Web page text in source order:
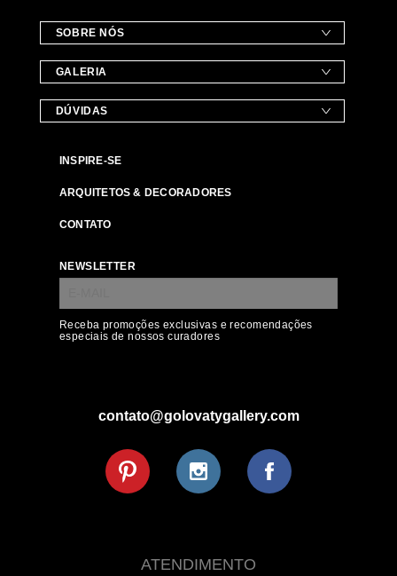
SOBRE NÓS
GALERIA
DÚVIDAS
INSPIRE-SE
ARQUITETOS & DECORADORES
CONTATO
NEWSLETTER
Receba promoções exclusivas e recomendações
especiais de nossos curadores
contato@golovatygallery.com
ATENDIMENTO